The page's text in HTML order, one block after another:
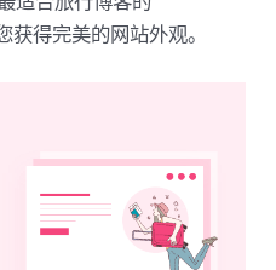
获得完美的网站外观。